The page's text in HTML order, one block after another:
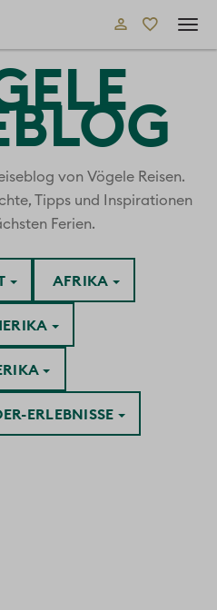
von Vögele Reisen.
Tipps und Inspirationen
Ferien.
AFRIKA
ERLEBNISSE